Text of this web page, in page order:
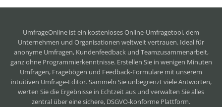
UmfrageOnline ist ein kostenloses Online-Umfragetool, dem
Unternehmen und Organisationen weltweit vertrauen. Ideal für
anonyme Umfragen, Kundenfeedback und Teamzusammenarbeit,
ganz ohne Programmierkenntnisse. Erstellen Sie in wenigen Minuten
Umfragen, Fragebögen und Feedback-Formulare mit unserem
intuitiven Umfrage-Editor. Sammeln Sie unbegrenzt viele Antworten,
werten Sie die Ergebnisse in Echtzeit aus und verwalten Sie alles
zentral über eine sichere, DSGVO-konforme Plattform.